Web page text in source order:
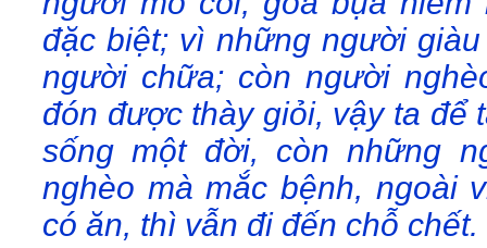
đặc biệt; vì những người
người chữa; còn người
đón được thày giỏi, vậy ta để
sống một đời, còn những
nghèo mà mắc bệnh, ngoài
có ăn, thì vẫn đi đến chỗ chết.